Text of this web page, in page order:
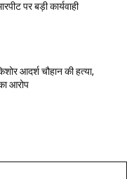
पर बड़ी कार्यवाही
आदर्श चौहान की हत्या,
आरोप